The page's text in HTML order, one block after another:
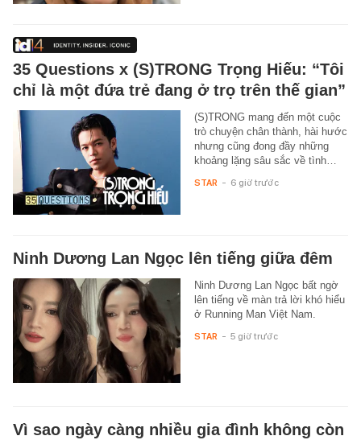
35 Questions x (S)TRONG Trọng Hiếu: “Tôi
chỉ là một đứa trẻ đang ở trọ trên thế gian”
(S)TRONG mang đến một cuộc
trò chuyện chân thành, hài hước
nhưng cũng đong đầy những
khoảng lặng sâu sắc về tình…
STAR - 6 giờ trước
Ninh Dương Lan Ngọc lên tiếng giữa đêm
Ninh Dương Lan Ngọc bất ngờ
lên tiếng về màn trả lời khó hiểu
ở Running Man Việt Nam.
STAR - 5 giờ trước
Vì sao ngày càng nhiều gia đình không còn